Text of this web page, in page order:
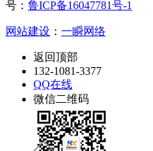
号： 鲁ICP备16047781号-1
网站建设 ： 一瞬网络
返回顶部
132-1081-3377
QQ在线
微信二维码